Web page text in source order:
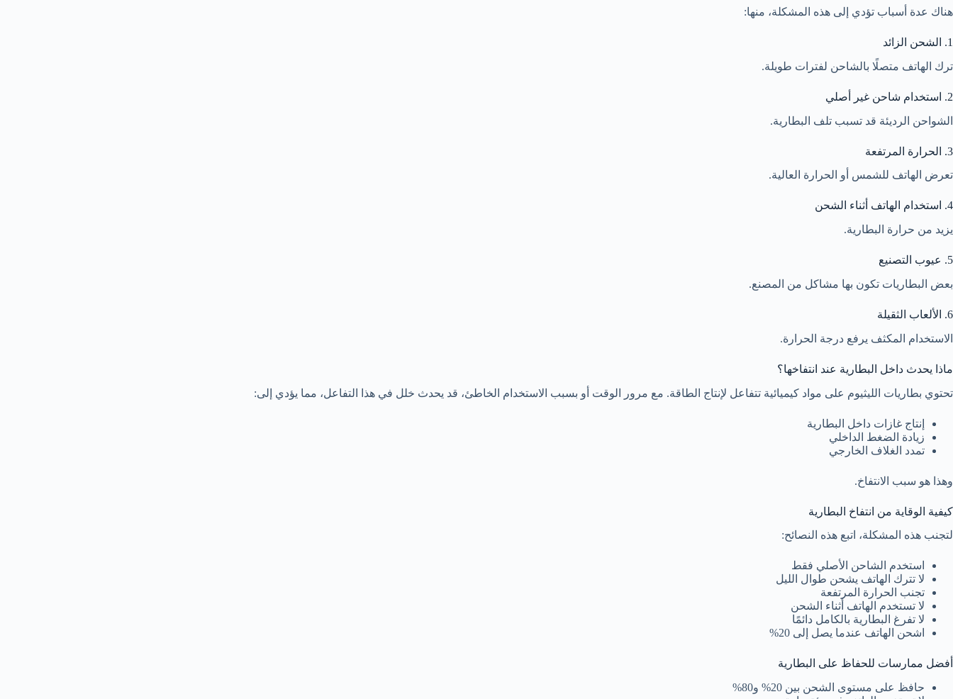
هناك عدة أسباب تؤدي إلى هذه المشكلة، منها:
1. الشحن الزائد
ترك الهاتف متصلًا بالشاحن لفترات طويلة.
2. استخدام شاحن غير أصلي
الشواحن الرديئة قد تسبب تلف البطارية.
3. الحرارة المرتفعة
تعرض الهاتف للشمس أو الحرارة العالية.
4. استخدام الهاتف أثناء الشحن
يزيد من حرارة البطارية.
5. عيوب التصنيع
بعض البطاريات تكون بها مشاكل من المصنع.
6. الألعاب الثقيلة
الاستخدام المكثف يرفع درجة الحرارة.
ماذا يحدث داخل البطارية عند انتفاخها؟
تحتوي بطاريات الليثيوم على مواد كيميائية تتفاعل لإنتاج الطاقة. مع مرور الوقت أو بسبب الاستخدام الخاطئ، قد يحدث خلل في هذا التفاعل، مما يؤدي إلى:
إنتاج غازات داخل البطارية
زيادة الضغط الداخلي
تمدد الغلاف الخارجي
وهذا هو سبب الانتفاخ.
كيفية الوقاية من انتفاخ البطارية
لتجنب هذه المشكلة، اتبع هذه النصائح:
استخدم الشاحن الأصلي فقط
لا تترك الهاتف يشحن طوال الليل
تجنب الحرارة المرتفعة
لا تستخدم الهاتف أثناء الشحن
لا تفرغ البطارية بالكامل دائمًا
اشحن الهاتف عندما يصل إلى 20%
أفضل ممارسات للحفاظ على البطارية
حافظ على مستوى الشحن بين 20% و80%